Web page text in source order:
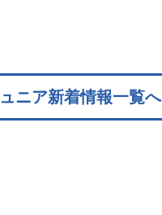
ニア新着情報一覧へ